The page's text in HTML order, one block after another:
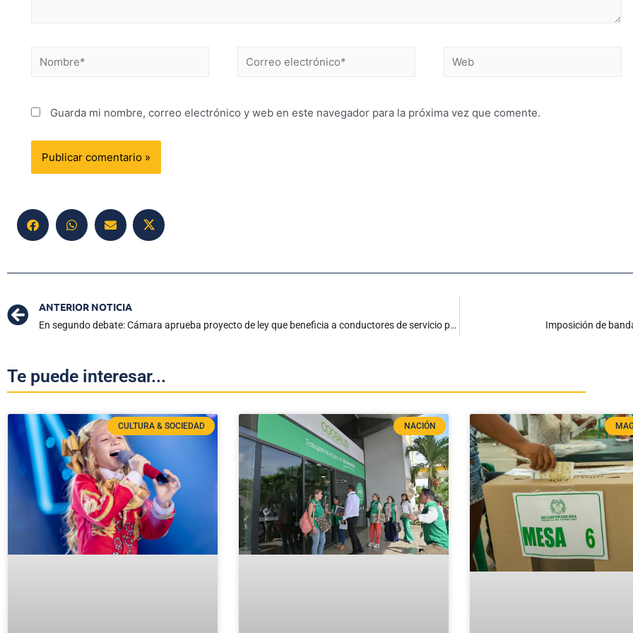
Guarda mi nombre, correo electrónico y web en este navegador para la próxima vez que comente.
ANTERIOR NOTICIA
En segundo debate: Cámara aprueba proyecto de ley que beneficia a conductores de servicio público Imposición de
Te puede interesar...
CULTURA & SOCIEDAD NACIÓN